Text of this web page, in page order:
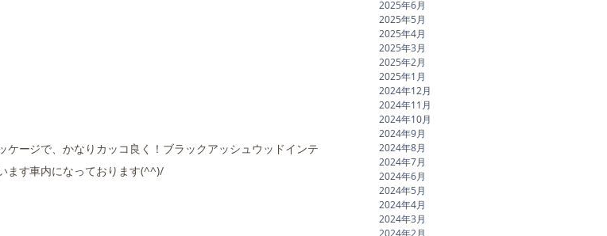
ージで、かなりカッコ良く！ブラックアッシュウッドインテ
ます車内になっております(^^)/
2025年6月
2025年5月
2025年4月
2025年3月
2025年2月
2025年1月
2024年12月
2024年11月
2024年10月
2024年9月
2024年8月
2024年7月
2024年6月
2024年5月
2024年4月
2024年3月
2024年2月